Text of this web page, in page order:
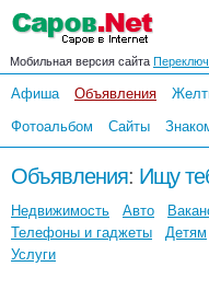
Мобильная версия сайта
Афиша Объявления
Фотоальбом
Сайты
Объявления: Ищу
Недвижимость Авто
Телефоны и гаджеты
Детям
Услуги